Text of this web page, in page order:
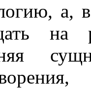
а,
на